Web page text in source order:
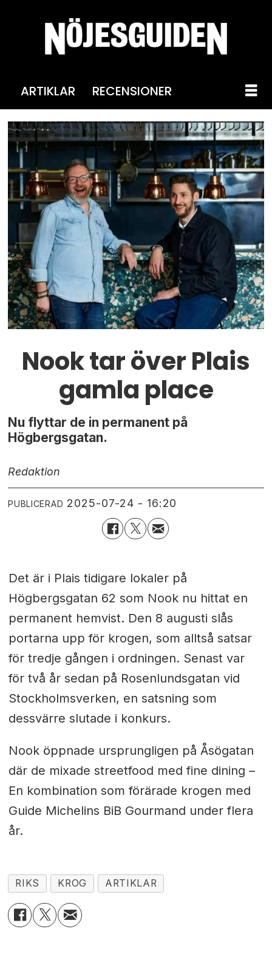
ARTIKLAR RECENSIONER
Nook tar över Plais
gamla place
Nu flyttar de in permanent på
Högbergsgatan.
Redaktion
PUBLICERAD 2025-07-24 - 16:20
Det är i Plais tidigare lokaler på
Högbergsgatan 62 som Nook nu hittat en
permanent hemvist. Den 8 augusti slås
portarna upp för krogen, som alltså satsar
för tredje gången i ordningen. Senast var
för två år sedan på Rosenlundsgatan vid
Stockholmsverken, en satsning som
dessvärre slutade i konkurs.
Nook öppnade ursprungligen på Åsögatan
där de mixade streetfood med fine dining –
En kombination som förärade krogen med
Guide Michelins BiB Gourmand under flera
år.
RIKS KROG ARTIKLAR